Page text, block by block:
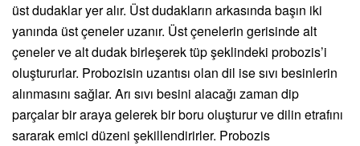
üst dudaklar yer alır. Üst dudakların arkasında başın iki
yanında üst çeneler uzanır. Üst çenelerin gerisinde alt
çeneler ve alt dudak birleşerek tüp şeklindeki probozis’i
oluştururlar. Probozisin uzantısı olan dil ise sıvı besinlerin
alınmasını sağlar. Arı sıvı besini alacağı zaman dip
parçalar bir araya gelerek bir boru oluşturur ve dilin etrafını
sararak emici düzeni şekillendirirler. Probozis